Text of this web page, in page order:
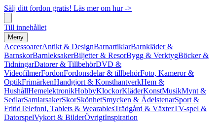
Sälj ditt fordon gratis! Läs mer om hur ->
Till innehållet
Meny
AccessoarerAntikt & DesignBarnartiklarBarnkläder &
BarnskorBarnleksakerBiljetter & ResorBygg & VerktygBöcker &
TidningarDatorer & TillbehörDVD &
VideofilmerFordonFordonsdelar & tillbehörFoto, Kameror &
OptikFrimärkenHandgjort & KonsthantverkHem &
HushållHemelektronikHobbyKlockorKläderKonstMusikMynt &
SedlarSamlarsakerSkorSkönhetSmycken & ÄdelstenarSport &
FritidTelefoni, Tablets & WearablesTrädgård & VäxterTV-spel &
DatorspelVykort & BilderÖvrigtInspiration